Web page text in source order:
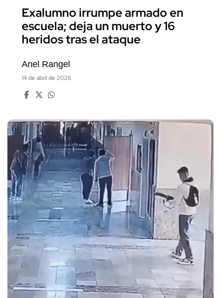
Exalumno irrumpe armado en
escuela; deja un muerto y 16
heridos tras el ataque
Anel Rangel
14 de abril de 2026